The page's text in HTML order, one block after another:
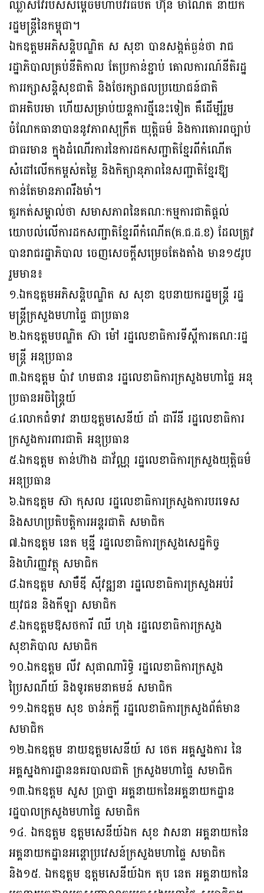
ឈ្លាសវៃរបស់សម្ដេចមហាបវរធិបតី ហ៊ុន ម៉ាណែត នាយក
រដ្ឋមន្រ្តីនៃកម្ពុជា។
ឯកឧត្តមអភិសន្តិបណ្ឌិត ស សុខា បានសង្កត់ធ្ងន់ថា រាជ
រដ្ឋាភិបាលគ្រប់នីតិកាល តែប្រកាន់ខ្ជាប់ គោលការណ៍នីតិរដ្ឋ
ការរក្សាសន្តិសុខជាតិ និងថែរក្សាផលប្រយោជន៍ជាតិ
ជាអតិបរមា ហើយសម្រាប់យន្តការថ្មីនេះទៀត គឺដើម្បីរួម
ចំណែកធានាបាននូវភាពសុក្រឹត យុត្តិធម៌ និងការគោរពច្បាប់
ជាធរមាន ក្នុងដំណើរការនៃការដកសញ្ជាតិខ្មែរពីកំណើត
សំដៅលើកកម្ពស់តម្លៃ និងកិត្យានុភាពនៃសញ្ជាតិខ្មែរឱ្យ
កាន់តែមានភាពរឹងមាំ។
គួរកត់សម្គាល់ថា សមាសភាពនៃគណៈកម្មការជាតិផ្តល់
យោបល់លើការដកសញ្ជាតិខ្មែរពីកំណើត(គ.ជ.ដ.ខ) ដែលត្រូវ
បានរាជរដ្ឋាភិបាល ចេញសេចក្តីសម្រេចតែងតាំង មាន១៥រូប
រួមមាន៖
១.ឯកឧត្តមអភិសន្តិបណ្ឌិត ស សុខា ឧបនាយករដ្ឋមន្ត្រី រដ្ឋ
មន្ត្រីក្រសួងមហាផ្ទៃ ជាប្រធាន
២.ឯកឧត្តមបណ្ឌិត ស៊ា ម៉ៅ រដ្ឋលេខាធិការទីស្តីការគណៈរដ្ឋ
មន្ត្រី អនុប្រធាន
៣.ឯកឧត្តម ប៉ាវ ហមផាន រដ្ឋលេខាធិការក្រសួងមហាផ្ទៃ អនុ
ប្រធានអចិន្ត្រៃយ៍
៤.លោកជំទាវ នាយឧត្តមសេនីយ៍ ដាំ ដារីនី រដ្ឋលេខាធិការ
ក្រសួងការពារជាតិ អនុប្រធាន
៥.ឯកឧត្តម តាន់ហ៊ាង ដាវ័ណ្ណ រដ្ឋលេខាធិការក្រសួងយុត្តិធម៌
អនុប្រធាន
៦.ឯកឧត្តម ស៊ា កុសល រដ្ឋលេខាធិការក្រសួងការបរទេស
និងសហប្រតិបត្តិការអន្តរជាតិ សមាជិក
៧.ឯកឧត្តម នេត មុន្នី រដ្ឋលេខាធិការក្រសួងសេដ្ឋកិច្ច
និងហិរញ្ញវត្ថុ សមាជិក
៨.ឯកឧត្តម សាមឺឌី ស៊ីវឌ្ឍនា រដ្ឋលេខាធិការក្រសួងអប់រំ
យុវជន និងកីឡា សមាជិក
៩.ឯកឧត្តមឱសថការី ឈី ហុង រដ្ឋលេខាធិការក្រសួង
សុខាភិបាល សមាជិក
១០.ឯកឧត្តម លីវ សុផាណារិទ្ធិ រដ្ឋលេខាធិការក្រសួង
ប្រៃសណីយ៍ និងទូរគមនាគមន៍ សមាជិក
១១.ឯកឧត្តម សុខ ចាន់ភក្តី រដ្ឋលេខាធិការក្រសួងព័ត៌មាន
សមាជិក
១២.ឯកឧត្តម នាយឧត្តមសេនីយ៍ ស ថេត អគ្គស្នងការ នៃ
អគ្គស្នងការដ្ឋាននគរបាលជាតិ ក្រសួងមហាផ្ទៃ សមាជិក
១៣.ឯកឧត្តម សួស ប្រាថ្នា អគ្គនាយកនៃអគ្គនាយកដ្ឋាន
រដ្ឋបាលក្រសួងមហាផ្ទៃ សមាជិក
១៤. ឯកឧត្តម ឧត្តមសេនីយ៍ឯក សុខ វាសនា អគ្គនាយកនៃ
អគ្គនាយកដ្ឋានអន្តោប្រវេសន៍ក្រសួងមហាផ្ទៃ សមាជិក
និង១៥. ឯកឧត្តម ឧត្តមសេនីយ៍ឯក តុប នេត អគ្គនាយកនៃ